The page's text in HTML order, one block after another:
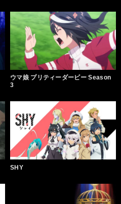
ウマ娘 プリティーダービー Season
3
SHY